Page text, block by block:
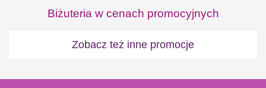
Biżuteria w cenach promocyjnych
Zobacz też inne promocje